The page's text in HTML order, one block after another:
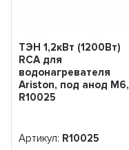
ТЭН 1,2кВт (1200Вт)
RCA для
водонагревателя
Ariston, под анод М6,
R10025
Артикул: R10025